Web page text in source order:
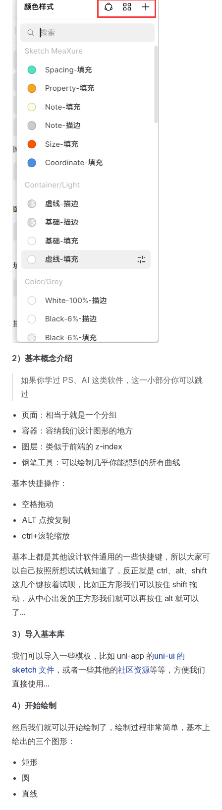
2）基本概念介绍
如果你学过 PS、AI 这类软件，这一小部分你可以跳
过
页面：相当于就是一个分组
容器：容纳我们设计图形的地方
图层：类似于前端的 z-index
钢笔工具：可以绘制几乎你能想到的所有曲线
基本快捷操作：
空格拖动
ALT 点按复制
ctrl+滚轮缩放
基本上都是其他设计软件通用的一些快捷键，所以大家可
以自己按照所想试试就知道了，反正就是 ctrl、alt、shift
这几个键按着试呗，比如正方形我们可以按住 shift 拖
动，从中心出发的正方形我们就可以再按住 alt 就可以
了...
3）导入基本库
我们可以导入一些模板，比如 uni-app 的uni-ui 的
sketch 文件 ，或者一些其他的社区资源等等，方便我们
直接使用...
4）开始绘制
然后我们就可以开始绘制了，绘制过程非常简单，基本上
给出的三个图形：
矩形
圆
直线